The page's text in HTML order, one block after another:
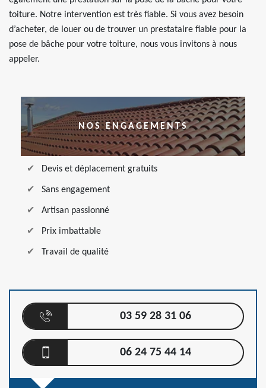
toiture. Notre intervention est très fiable. Si vous avez besoin
d’acheter, de louer ou de trouver un prestataire fiable pour la
pose de bâche pour votre toiture, nous vous invitons à nous
appeler.
NOS ENGAGEMENTS
Devis et déplacement gratuits
Sans engagement
Artisan passionné
Prix imbattable
Travail de qualité
03 59 28 31 06
06 24 75 44 14